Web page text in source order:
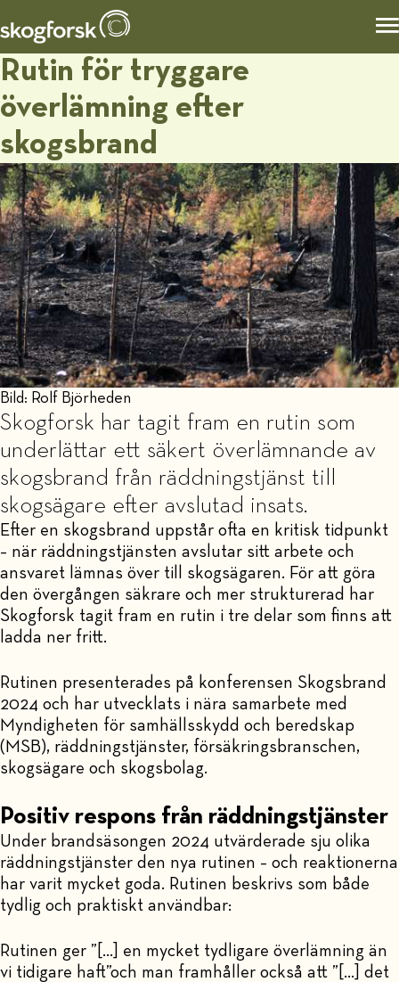
Rutin för tryggare
överlämning efter
skogsbrand
Bild: Rolf Björheden
Skogforsk har tagit fram en rutin som
underlättar ett säkert överlämnande av
skogsbrand från räddningstjänst till
skogsägare efter avslutad insats.
Efter en skogsbrand uppstår ofta en kritisk tidpunkt
– när räddningstjänsten avslutar sitt arbete och
ansvaret lämnas över till skogsägaren. För att göra
den övergången säkrare och mer strukturerad har
Skogforsk tagit fram en rutin i tre delar som finns att
ladda ner fritt.
Rutinen presenterades på konferensen Skogsbrand
2024 och har utvecklats i nära samarbete med
Myndigheten för samhällsskydd och beredskap
(MSB), räddningstjänster, försäkringsbranschen,
skogsägare och skogsbolag.
Positiv respons från räddningstjänster
Under brandsäsongen 2024 utvärderade sju olika
räddningstjänster den nya rutinen – och reaktionerna
har varit mycket goda. Rutinen beskrivs som både
tydlig och praktiskt användbar:
Rutinen ger ”[…] en mycket tydligare överlämning än
vi tidigare haft”och man framhåller också att ”[…] det